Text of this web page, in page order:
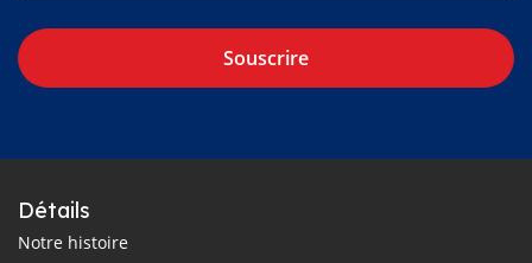
Souscrire
Détails
Notre histoire